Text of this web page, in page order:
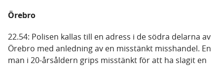
Örebro
22.54: Polisen kallas till en adress i de södra delarna av
Örebro med anledning av en misstänkt misshandel. En
man i 20-årsåldern grips misstänkt för att ha slagit en